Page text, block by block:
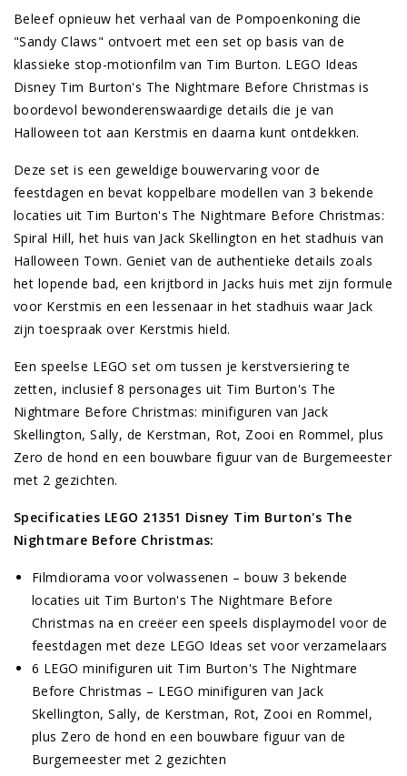
Beleef opnieuw het verhaal van de Pompoenkoning die
"Sandy Claws" ontvoert met een set op basis van de
klassieke stop-motionfilm van Tim Burton. LEGO Ideas
Disney Tim Burton's The Nightmare Before Christmas is
boordevol bewonderenswaardige details die je van
Halloween tot aan Kerstmis en daarna kunt ontdekken.
Deze set is een geweldige bouwervaring voor de
feestdagen en bevat koppelbare modellen van 3 bekende
locaties uit Tim Burton's The Nightmare Before Christmas:
Spiral Hill, het huis van Jack Skellington en het stadhuis van
Halloween Town. Geniet van de authentieke details zoals
het lopende bad, een krijtbord in Jacks huis met zijn formule
voor Kerstmis en een lessenaar in het stadhuis waar Jack
zijn toespraak over Kerstmis hield.
Een speelse LEGO set om tussen je kerstversiering te
zetten, inclusief 8 personages uit Tim Burton's The
Nightmare Before Christmas: minifiguren van Jack
Skellington, Sally, de Kerstman, Rot, Zooi en Rommel, plus
Zero de hond en een bouwbare figuur van de Burgemeester
met 2 gezichten.
Specificaties LEGO 21351 Disney Tim Burton's The
Nightmare Before Christmas:
Filmdiorama voor volwassenen – bouw 3 bekende
locaties uit Tim Burton's The Nightmare Before
Christmas na en creëer een speels displaymodel voor de
feestdagen met deze LEGO Ideas set voor verzamelaars
6 LEGO minifiguren uit Tim Burton's The Nightmare
Before Christmas – LEGO minifiguren van Jack
Skellington, Sally, de Kerstman, Rot, Zooi en Rommel,
plus Zero de hond en een bouwbare figuur van de
Burgemeester met 2 gezichten